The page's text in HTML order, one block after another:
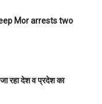
Mor arrests two
रहा देश व प्रदेश का